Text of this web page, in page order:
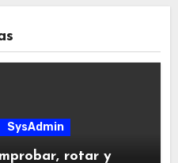
SysAdmin
rotar y